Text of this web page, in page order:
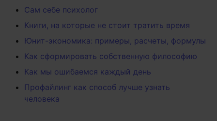
Сам себе психолог
Книги, на которые не стоит тратить время
Юнит-экономика: примеры, расчеты, формулы
Как сформировать собственную философию
Как мы ошибаемся каждый день
Профайлинг как способ лучше узнать
человека